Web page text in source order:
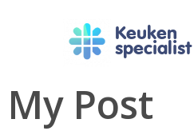
Keuken
specialist
My Post